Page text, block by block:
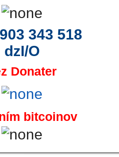
343 518
dzI/O
Donater
bitcoinov